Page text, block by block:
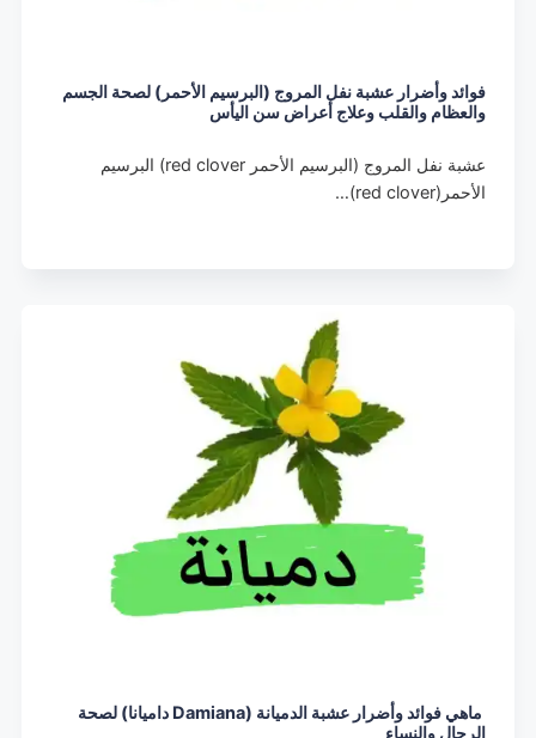
فوائد وأضرار عشبة نفل المروج (البرسيم الأحمر) لصحة الجسم
والعظام والقلب وعلاج أعراض سن اليأس
عشبة نفل المروج (البرسيم الأحمر red clover) البرسيم
الأحمر(red clover)…
ماهي فوائد وأضرار عشبة الدميانة (Damiana داميانا) لصحة
الرجال والنساء